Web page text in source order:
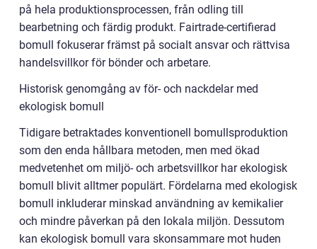
på hela produktionsprocessen, från odling till
bearbetning och färdig produkt. Fairtrade-certifierad
bomull fokuserar främst på socialt ansvar och rättvisa
handelsvillkor för bönder och arbetare.
Historisk genomgång av för- och nackdelar med
ekologisk bomull
Tidigare betraktades konventionell bomullsproduktion
som den enda hållbara metoden, men med ökad
medvetenhet om miljö- och arbetsvillkor har ekologisk
bomull blivit alltmer populärt. Fördelarna med ekologisk
bomull inkluderar minskad användning av kemikalier
och mindre påverkan på den lokala miljön. Dessutom
kan ekologisk bomull vara skonsammare mot huden